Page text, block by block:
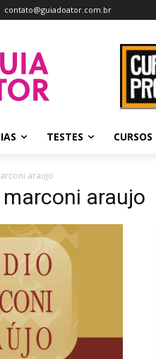
contato@guiadoator.com.br
TESTES CURSOS
araujo
araujo